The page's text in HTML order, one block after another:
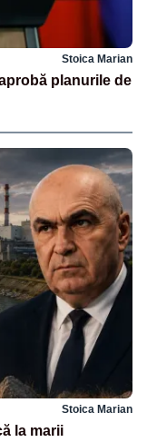
Stoica Marian
planurile de
Stoica Marian
la marii